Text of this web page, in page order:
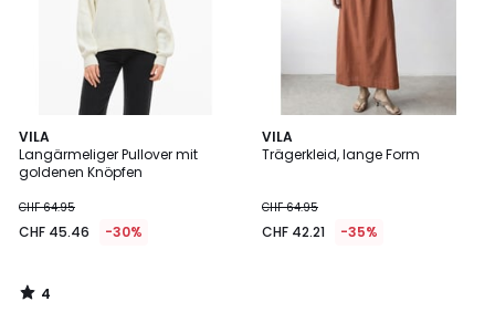
VILA
Langärmeliger Pullover mit
goldenen Knöpfen
CHF 64.95
CHF 45.46 -30%
4
/
5
4
/
VILA
Trägerkleid, lange Form
CHF 64.95
CHF 42.21 -35%